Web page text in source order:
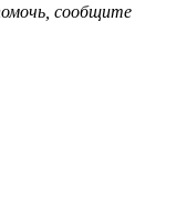
сообщите